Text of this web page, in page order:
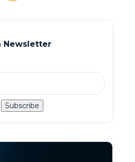
Newsletter
Subscribe